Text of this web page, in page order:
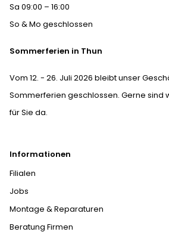
Informationen
Filialen
Jobs
Montage & Reparaturen
Beratung Firmen
Sa 09:00 – 16:00
So & Mo geschlossen
Sommerferien in Thun
Vom 12. - 26. Juli 2026 bleibt unser
Sommerferien geschlossen. Gerne sind
für Sie da.